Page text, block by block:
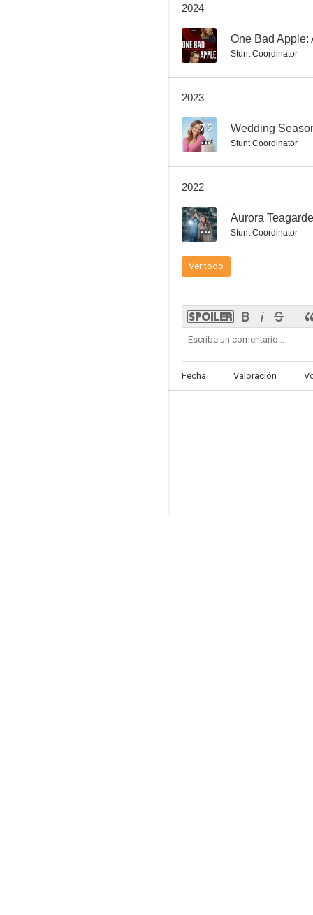
Continuum
7.1
6.8
6.6
2024
--
Stunt Coordinator
2023
7.5 Wedding
Stunt Coordinator
2022
-- Aurora
Stunt Coordinator
Ver todo
Fecha Valoración